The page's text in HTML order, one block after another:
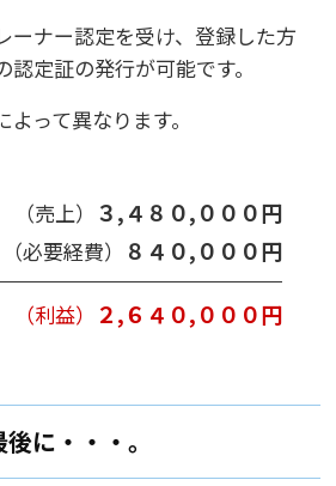
ーナー認定を受け、登録した方
定証の発行が可能です。
って異なります。
（売上） ３,４８０,０００円
（必要経費） ８４０,０００円
（利益） ２,６４０,０００円
後に・・・。